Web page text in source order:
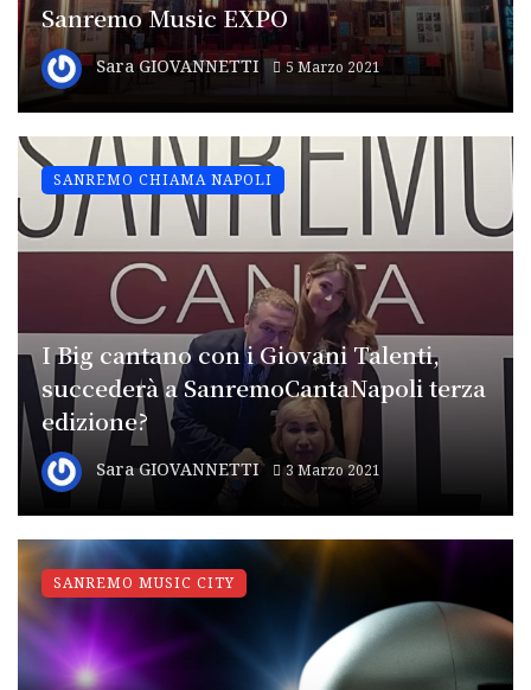
Sanremo Music EXPO
Sara GIOVANNETTI 5 Marzo 2021
I Big cantano con i Giovani Talenti,
succederà a SanremoCantaNapoli terza
edizione?
Sara GIOVANNETTI 3 Marzo 2021
SANREMO CHIAMA NAPOLI
SANREMO MUSIC CITY